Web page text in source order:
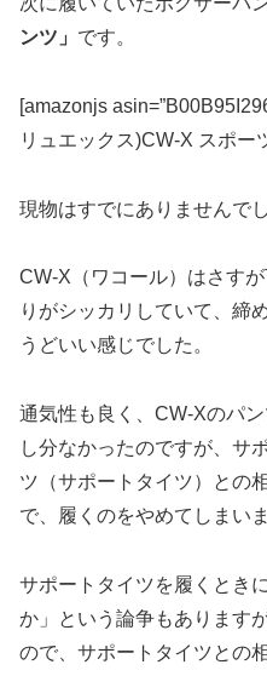
ンツ」 です。
[amazonjs
リュエックス)CW-X スポー
現物はすでにありませんで
CW-X（ワコール）はさす
りがシッカリしていて、締
うどいい感じでした。
通気性も良く、CW-Xのパ
し分なかったのですが、サ
ツ（サポートタイツ）との
で、履くのをやめてしまいま
サポートタイツを履くとき
か」という論争もあります
ので、サポートタイツとの